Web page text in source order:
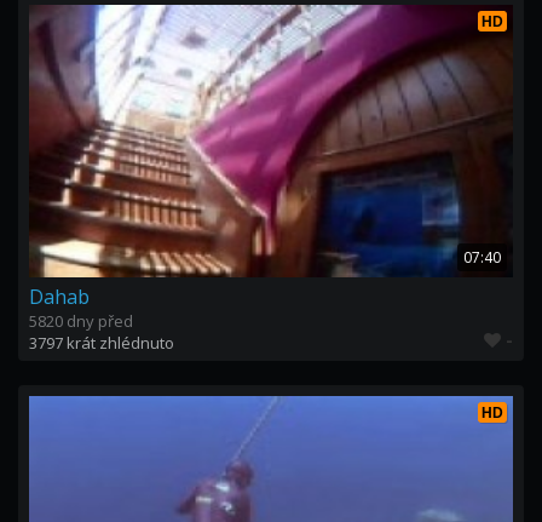
HD
07:40
Dahab
5820 dny před
3797 krát zhlédnuto
-
HD